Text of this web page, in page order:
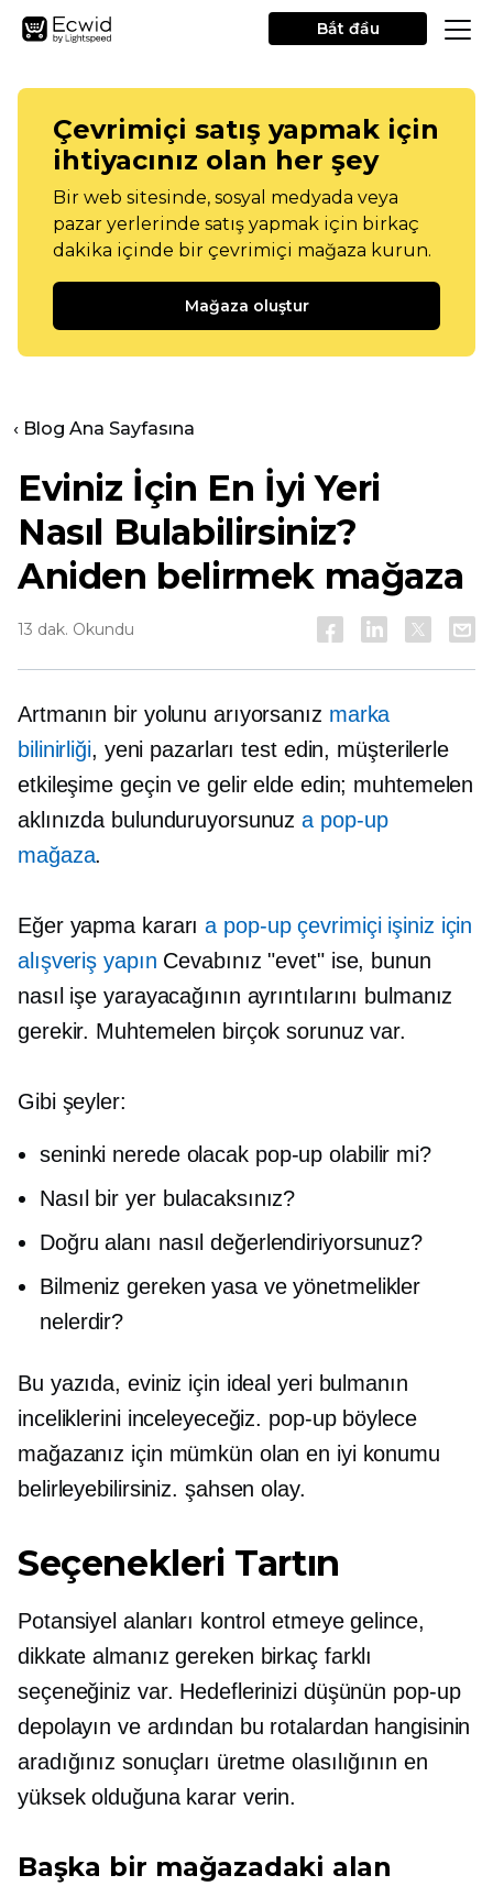
Bắt đầu
Çevrimiçi satış yapmak için
ihtiyacınız olan her şey
Bir web sitesinde, sosyal medyada veya
pazar yerlerinde satış yapmak için birkaç
dakika içinde bir çevrimiçi mağaza kurun.
Mağaza oluştur
‹ Blog Ana Sayfasına
Eviniz İçin En İyi Yeri
Nasıl Bulabilirsiniz?
Aniden belirmek mağaza
13 dak. Okundu
Artmanın bir yolunu arıyorsanız marka
bilinirliği, yeni pazarları test edin, müşterilerle
etkileşime geçin ve gelir elde edin; muhtemelen
aklınızda bulunduruyorsunuza pop-up
mağaza.
Eğer yapma kararıa pop-upçevrimiçi işiniz için
alışveriş yapın Cevabınız "evet" ise, bunun
nasıl işe yarayacağının ayrıntılarını bulmanız
gerekir. Muhtemelen birçok sorunuz var.
Gibi şeyler:
seninki nerede olacak pop-up olabilir mi?
Nasıl bir yer bulacaksınız?
Doğru alanı nasıl değerlendiriyorsunuz?
Bilmeniz gereken yasa ve yönetmelikler
nelerdir?
Bu yazıda, eviniz için ideal yeri bulmanın
inceliklerini inceleyeceğiz. pop-upböylece
mağazanız için mümkün olan en iyi konumu
belirleyebilirsiniz. şahsen olay.
Seçenekleri Tartın
Potansiyel alanları kontrol etmeye gelince,
dikkate almanız gereken birkaç farklı
seçeneğiniz var. Hedeflerinizi düşünün pop-up
depolayın ve ardından bu rotalardan hangisinin
aradığınız sonuçları üretme olasılığının en
yüksek olduğuna karar verin.
Başka bir mağazadaki alan